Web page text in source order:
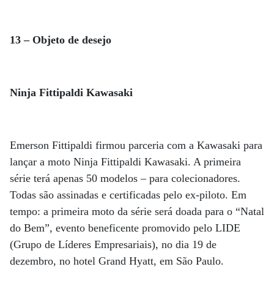
13 – Objeto de desejo
Ninja Fittipaldi Kawasaki
Emerson Fittipaldi firmou parceria com a Kawasaki para
lançar a moto Ninja Fittipaldi Kawasaki. A primeira
série terá apenas 50 modelos – para colecionadores.
Todas são assinadas e certificadas pelo ex-piloto. Em
tempo: a primeira moto da série será doada para o “Natal
do Bem”, evento beneficente promovido pelo LIDE
(Grupo de Líderes Empresariais), no dia 19 de
dezembro, no hotel Grand Hyatt, em São Paulo.